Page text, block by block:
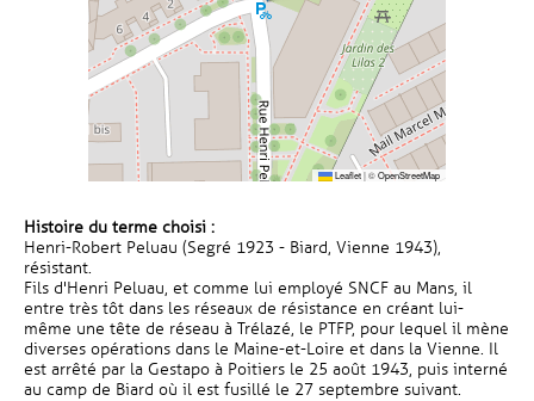
Leaflet|©OpenStreetMap
Histoire du terme choisi :
Henri-Robert Peluau (Segré 1923 - Biard, Vienne 1943),
résistant.
Fils d'Henri Peluau, et comme lui employé SNCF au Mans, il
entre très tôt dans les réseaux de résistance en créant lui-
même une tête de réseau à Trélazé, le PTFP, pour lequel il mène
diverses opérations dans le Maine-et-Loire et dans la Vienne. Il
est arrêté par la Gestapo à Poitiers le 25 août 1943, puis interné
au camp de Biard où il est fusillé le 27 septembre suivant.